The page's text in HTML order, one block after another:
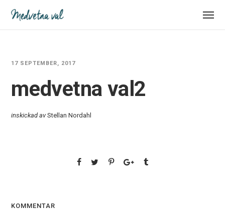
17 SEPTEMBER, 2017
medvetna val2
inskickad avStellan Nordahl
KOMMENTAR